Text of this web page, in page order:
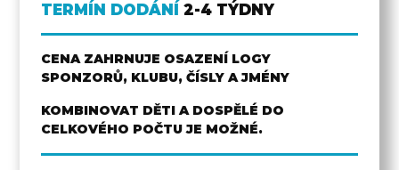
TERMÍN DODÁNÍ 2-4 TÝDNY
CENA ZAHRNUJE OSAZENÍ LOGY
SPONZORŮ, KLUBU, ČÍSLY A JMÉNY
KOMBINOVAT DĚTI A DOSPĚLÉ DO
CELKOVÉHO POČTU JE MOŽNÉ.